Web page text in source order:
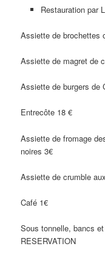
Restauration par
Assiette de brochettes
Assiette de magret de
Assiette de burgers de
Entrecôte 18 €
Assiette de fromage
noires 3€
Assiette de crumble
Café 1€
Sous tonnelle, bancs
RESERVATION